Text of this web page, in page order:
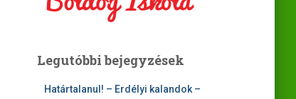
Legutóbbi bejegyzések
Határtalanul! – Erdélyi kalandok –